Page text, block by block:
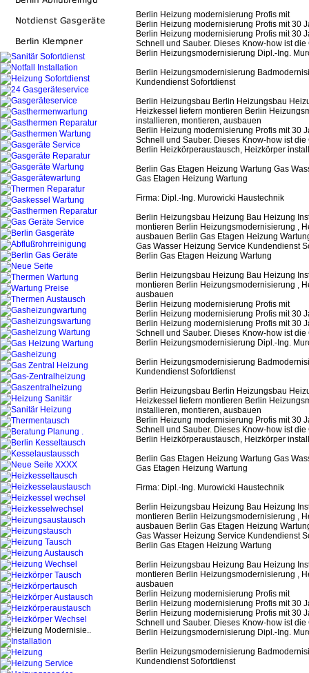
Berlin Heizung modernisierung Profis mit
Berlin Heizung modernisierung Profis mit 30
Berlin Heizung modernisierung Profis mit 30
Schnell und Sauber. Dieses Know-how ist
Berlin Heizungsmodernisierung Dipl.-Ing.
Berlin Heizungsmodernisierung
Kundendienst Sofortdienst
Berlin Heizungsbau Berlin Heizungsbau
Heizkessel liefern montieren Berlin
installieren, montieren, ausbauen
Berlin Heizung modernisierung Profis mit 30
Schnell und Sauber. Dieses Know-how ist
Berlin Heizkörperaustausch, Heizkörper
Berlin Gas Etagen Heizung Wartung Gas
Gas Etagen Heizung Wartung
Firma: Dipl.-Ing. Murowicki Haustechnik
Berlin Heizungsbau Heizung Bau Heizung
montieren Berlin Heizungsmodernisierung ,
ausbauen Berlin Gas Etagen Heizung
Gas Wasser Heizung Service Kundendienst
Berlin Gas Etagen Heizung Wartung
Berlin Heizungsbau Heizung Bau Heizung
montieren Berlin Heizungsmodernisierung ,
ausbauen
Berlin Heizung modernisierung Profis mit
Berlin Heizung modernisierung Profis mit 30
Berlin Heizung modernisierung Profis mit 30
Schnell und Sauber. Dieses Know-how ist
Berlin Heizungsmodernisierung Dipl.-Ing.
Berlin Heizungsmodernisierung
Kundendienst Sofortdienst
Berlin Heizungsbau Berlin Heizungsbau
Heizkessel liefern montieren Berlin
installieren, montieren, ausbauen
Berlin Heizung modernisierung Profis mit 30
Schnell und Sauber. Dieses Know-how ist
Berlin Heizkörperaustausch, Heizkörper
Berlin Gas Etagen Heizung Wartung Gas
Gas Etagen Heizung Wartung
Firma: Dipl.-Ing. Murowicki Haustechnik
Berlin Heizungsbau Heizung Bau Heizung
montieren Berlin Heizungsmodernisierung ,
ausbauen Berlin Gas Etagen Heizung
Gas Wasser Heizung Service Kundendienst
Berlin Gas Etagen Heizung Wartung
Berlin Heizungsbau Heizung Bau Heizung
montieren Berlin Heizungsmodernisierung ,
ausbauen
Berlin Heizung modernisierung Profis mit
Berlin Heizung modernisierung Profis mit 30
Berlin Heizung modernisierung Profis mit 30
Schnell und Sauber. Dieses Know-how ist
Berlin Heizungsmodernisierung Dipl.-Ing.
Berlin Heizungsmodernisierung
Kundendienst Sofortdienst